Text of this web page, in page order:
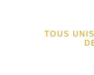
TOUS